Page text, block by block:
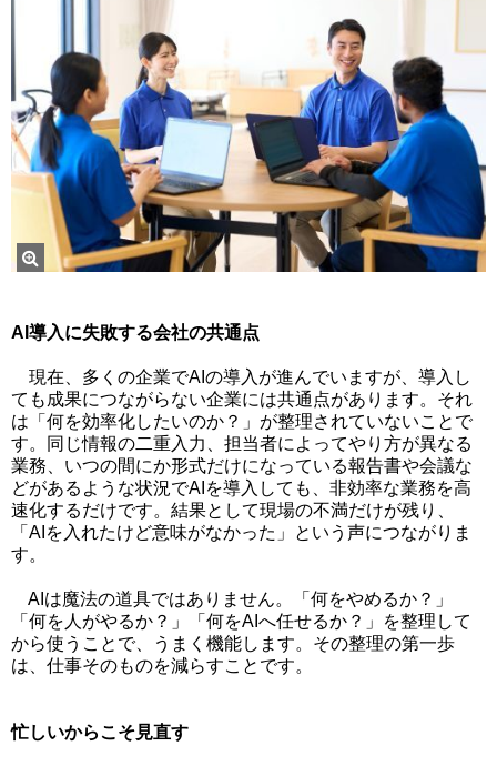
AI導入に失敗する会社の共通点
現在、多くの企業でAIの導入が進んでいますが、導入し
ても成果につながらない企業には共通点があります。それ
は「何を効率化したいのか？」が整理されていないことで
す。同じ情報の二重入力、担当者によってやり方が異なる
業務、いつの間にか形式だけになっている報告書や会議な
どがあるような状況でAIを導入しても、非効率な業務を高
速化するだけです。結果として現場の不満だけが残り、
「AIを入れたけど意味がなかった」という声につながりま
す。
AIは魔法の道具ではありません。「何をやめるか？」
「何を人がやるか？」「何をAIへ任せるか？」を整理して
から使うことで、うまく機能します。その整理の第一歩
は、仕事そのものを減らすことです。
忙しいからこそ見直す